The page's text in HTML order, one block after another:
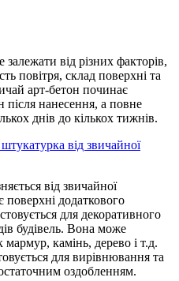
від різних факторів,
повітря, склад поверхні та
арт-бетон починає
після нанесення, а повне
днів до кількох тижнів.
від звичайної
від звичайної
додаткового
для декоративного
будівель. Вона може
мармур, камінь, дерево і т.д.
для вирівнювання та
оздобленням.